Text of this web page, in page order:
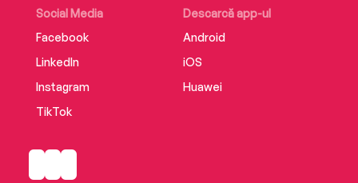
Social Media
Facebook
LinkedIn
Instagram
TikTok
Descarcă app-ul
Android
iOS
Huawei